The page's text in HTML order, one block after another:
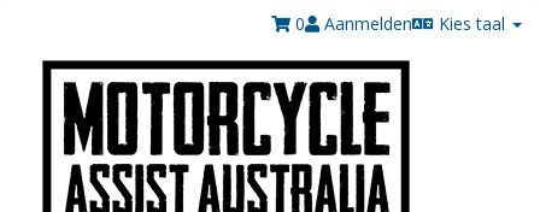
Kies taal
Aanmelden
0